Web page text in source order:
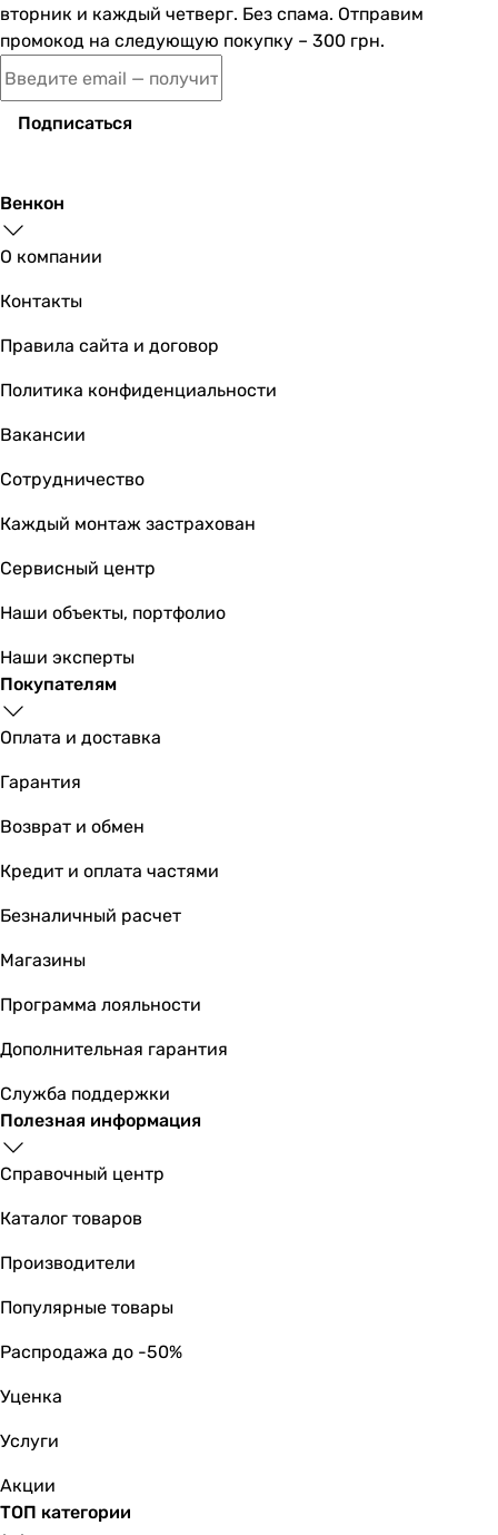
Максимальная температура нагрева
75 °C
75 °C
75 °C
75 °C
75 °C
65 °C
65 °C
Установка
вертикальная
вертикальная
вертикальная
вертикальная
вертикальная
вертикальная
Монтаж
настенный
настенный
настенный
настенный
настенный
настенный
настенный
настенный
снизу
снизу
снизу
снизу
снизу
снизу
снизу
снизу
Особенности и функции
регулировка температуры
регулировка температуры, ECO режим
регулировка температуры
индикатор работы
регулировка температуры
вторник и каждый четверг. Без спама. Отправим
промокод на следующую покупку – 300 грн.
Подписаться
Венкон
О компании
Контакты
Правила сайта и договор
Политика конфиденциальности
Вакансии
Сотрудничество
Каждый монтаж застрахован
Сервисный центр
Наши объекты, портфолио
Наши эксперты
Покупателям
Оплата и доставка
Гарантия
Возврат и обмен
Кредит и оплата частями
Безналичный расчет
Магазины
Программа лояльности
Дополнительная гарантия
Служба поддержки
Полезная информация
Справочный центр
Каталог товаров
Производители
Популярные товары
Распродажа до -50%
Уценка
Услуги
Акции
ТОП категории